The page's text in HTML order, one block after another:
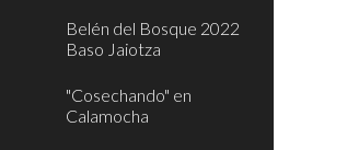
Belén del Bosque 2022
Baso Jaiotza
"Cosechando" en
Calamocha